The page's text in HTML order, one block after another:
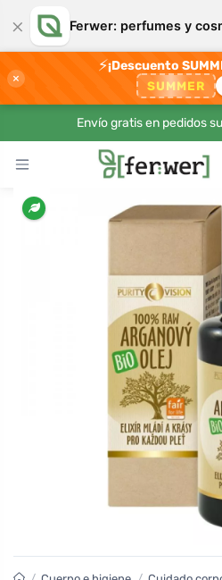
× Ferwer: perfumes y
×
⚡¡Descuento
SUMMER
Envío gratis en pedidos